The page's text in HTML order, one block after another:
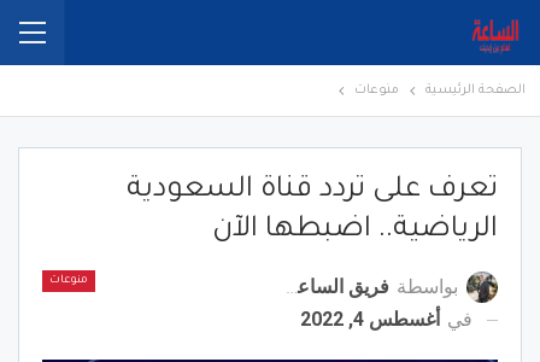
الصفحة الرئيسية منوعات
تعرف على تردد قناة السعودية
الرياضية.. اضبطها الآن
منوعات بواسطة فريق الساعة برس
في أغسطس 4, 2022